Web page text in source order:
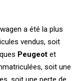
a été la plus
vendus, soit
Peugeot et
soit une